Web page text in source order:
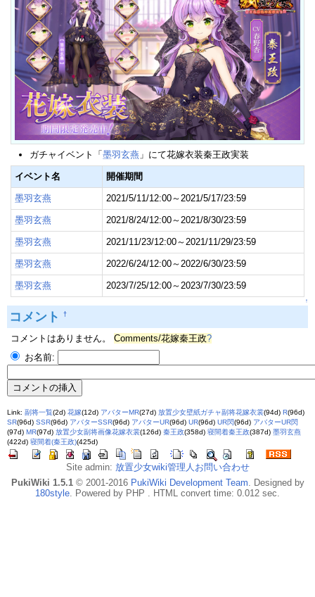
ガチャイベント「 墨羽玄燕 」にて花嫁衣装秦王政実装
イベント名 開催期間
墨羽玄燕 2021/5/11/12:00～2021/5/17/23:59
墨羽玄燕 2021/8/24/12:00～2021/8/30/23:59
墨羽玄燕 2021/11/23/12:00～2021/11/29/23:59
墨羽玄燕 2022/6/24/12:00～2022/6/30/23:59
墨羽玄燕 2023/7/25/12:00～2023/7/30/23:59
↑
コメント †
コメントはありません。 Comments/花嫁秦王政?
お名前:
Link: 副将一覧(2d) 花嫁(12d) アバターMR(27d) 放置少女壁紙ガチャ副将花嫁衣裳(94d) R(96d)
SR(96d) SSR(96d) アバターSSR(96d) アバターUR(96d) UR(96d) UR閃(96d) アバターUR閃
(97d) MR(97d) 放置少女副将画像花嫁衣裳(126d) 秦王政(358d) 寝間着秦王政(387d) 墨羽玄燕
(422d) 寝間着(秦王政)(425d)
Site admin: 放置少女wiki管理人お問い合わせ
PukiWiki 1.5.1© 2001-2016 PukiWiki Development Team. Designed by
180style. Powered by PHP . HTML convert time: 0.012 sec.